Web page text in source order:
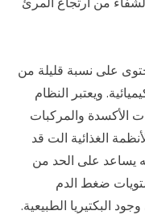
على نسبة قليلة من
ويعتبر النظام
الأكسدة والمركبات
الغذائية الت قد
يساعد على الحد من
ضغط الدم
البكتيريا الطبيعية.